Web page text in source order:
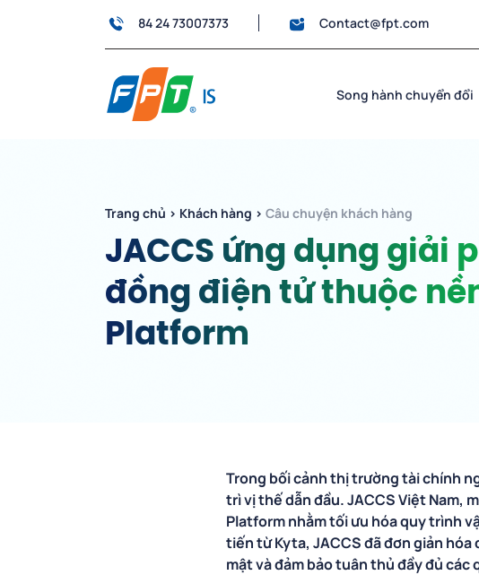
84 24 73007373 Contact@fpt.com
Song hành chuyển đổi
Trang chủ › Khách hàng › Câu chuyện khách hàng
JACCS ứng dụng giải
đồng điện tử thuộc
Platform
Trong bối cảnh thị trường tài chính
trì vị thế dẫn đầu. JACCS Việt Nam,
Platform nhằm tối ưu hóa quy trình
tiến từ Kyta, JACCS đã đơn giản
mật và đảm bảo tuân thủ đầy đủ các